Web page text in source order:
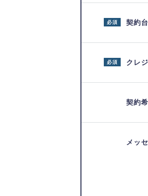
契約
必須
クレ
必須
契約
メッ